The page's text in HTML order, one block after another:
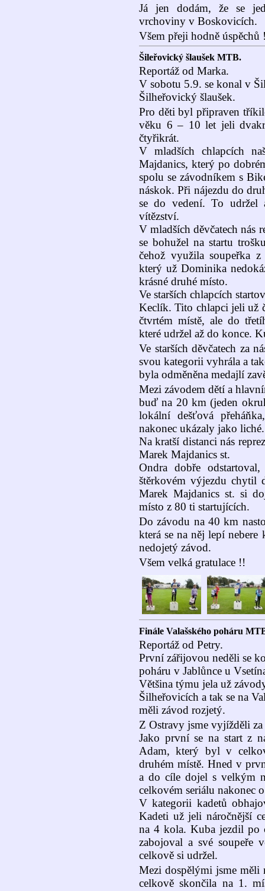
Já jen dodám, že se
vrchoviny v Boskovicích.
Všem přeji hodně úspěchů
Šileřovický šlaušek MTB.
Reportáž od Marka.
V sobotu 5.9. se konal v
Šilheřovický šlaušek.
Pro děti byl připraven
věku 6 – 10 let jeli
čtyřikrát.
V mladších chlapcích
Majdanics, který po
spolu se závodníkem s
náskok. Při nájezdu do
se do vedení. To
vítězství.
V mladších děvčatech nás
se bohužel na startu
čehož využila soupeřka
který už Dominika
krásné druhé místo.
Ve starších chlapcích
Keclík. Tito chlapci jeli už
čtvrtém místě, ale do
které udržel až do konce.
Ve starších děvčatech za
svou kategorii vyhrála a
byla odměněna medajlí
Mezi závodem dětí a
buď na 20 km (jeden
lokální dešťová
nakonec ukázaly jako liché.
Na kratší distanci nás
Marek Majdanics st.
Ondra dobře
štěrkovém výjezdu chytil
Marek Majdanics st. si
místo z 80 ti startujících.
Do závodu na 40 km
která se na něj lepí
nedojetý závod.
Všem velká gratulace !!
Finále Valašského poháru
Reportáž od Petry.
První zářijovou neděli se
poháru v Jablůnce u
Většina týmu jela už
Šilheřovicích a tak se na
měli závod rozjetý.
Z Ostravy jsme vyjížděli za
Jako první se na start z
Adam, který byl v
druhém místě. Hned v
a do cíle dojel s velkým
celkovém seriálu nakonec
V kategorii kadetů
Kadeti už jeli náročnější
na 4 kola. Kuba jezdil po
zabojoval a své soupeře
celkově si udržel.
Mezi dospělými jsme měli
celkově skončila na 1.